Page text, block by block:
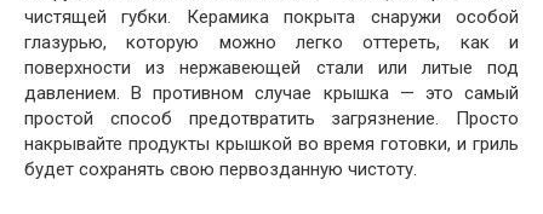
чистящей губки. Керамика покрыта снаружи особой
глазурью, которую можно легко оттереть, как и
поверхности из нержавеющей стали или литые под
давлением. В противном случае крышка — это самый
простой способ предотвратить загрязнение. Просто
накрывайте продукты крышкой во время готовки, и гриль
будет сохранять свою первозданную чистоту.